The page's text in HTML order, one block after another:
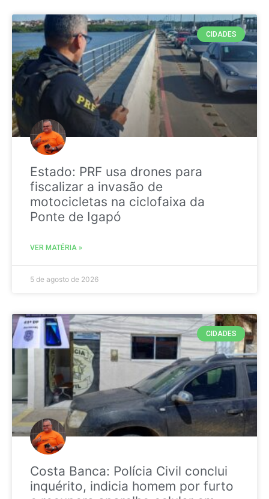
CIDADES
Estado: PRF usa drones para
fiscalizar a invasão de
motocicletas na ciclofaixa da
Ponte de Igapó
VER MATÉRIA »
5 de agosto de 2026
CIDADES
Costa Banca: Polícia Civil conclui
inquérito, indicia homem por furto